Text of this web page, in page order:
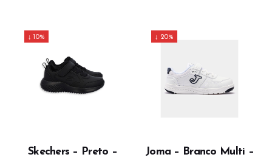
↓ 10%
Skechers – Preto –
↓ 20%
Joma – Branco Multi –